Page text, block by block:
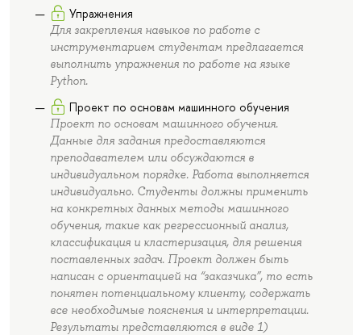
Упражнения
Для закрепления навыков по работе с
инструментарием студентам предлагается
выполнить упражнения по работе на языке
Python.
Проект по основам машинного обучения
Проект по основам машинного обучения.
Данные для задания предоставляются
преподавателем или обсуждаются в
индивидуальном порядке. Работа выполняется
индивидуально. Студенты должны применить
на конкретных данных методы машинного
обучения, такие как регрессионный анализ,
классификация и кластеризация, для решения
поставленных задач. Проект должен быть
написан с ориентацией на “заказчика”, то есть
понятен потенциальному клиенту, содержать
все необходимые пояснения и интерпретации.
Результаты представляются в виде 1)